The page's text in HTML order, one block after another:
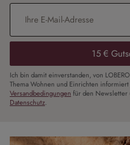
E-Mail-Adresse
15 €
Ich bin damit einverstanden, von
Thema Wohnen und Einrichten
Versandbedingungen für den Newsletter
Datenschutz.